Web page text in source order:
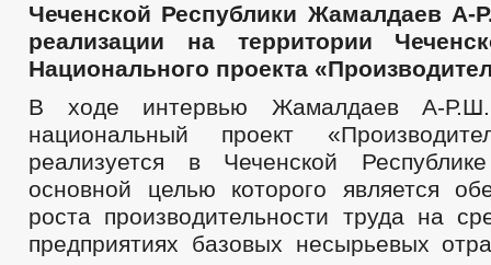
Чеченской Республики Жамалдаев А-
реализации на территории
Национального проекта
В ходе интервью Жамалдаев А-
национальный проект
реализуется в Чеченской
основной целью которого является
роста производительности труда на
предприятиях базовых несырьевых